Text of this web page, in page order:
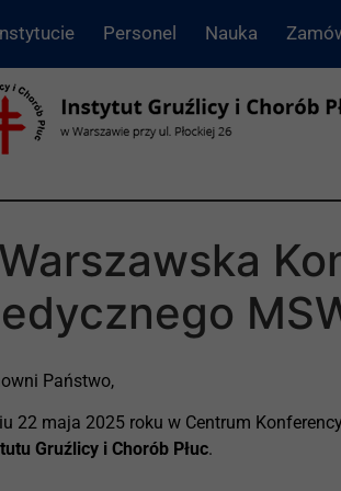
Personel Nauka
Państwo,
22 maja 2025 roku w Centrum
Gruźlicy i Chorób Płuc.